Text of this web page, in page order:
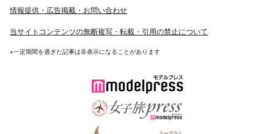
情報提供・広告掲載・お問い合わせ
当サイトコンテンツの無断複写・転載・引用の禁止について
※一定期間を過ぎた記事は非表示になることがあります